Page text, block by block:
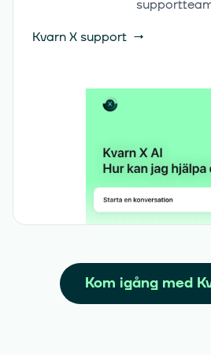
Kvarn X support →
Kom igång med